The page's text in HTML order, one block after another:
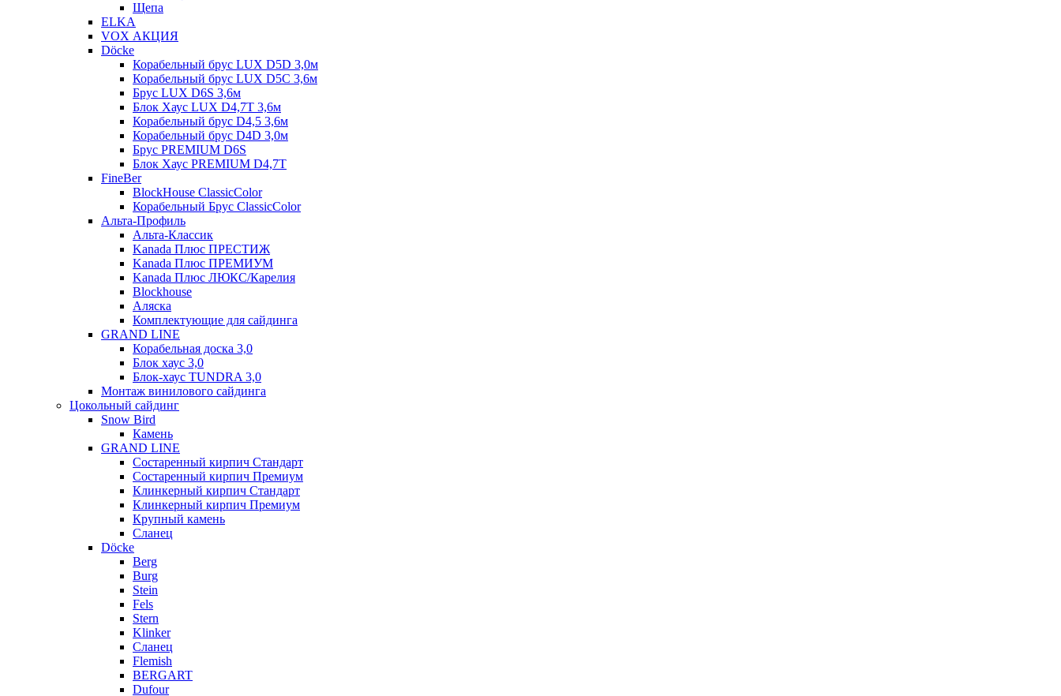
Щепа
ELKA
VOX АКЦИЯ
Döcke
Корабельный брус LUX D5D 3,0м
Корабельный брус LUX D5C 3,6м
Брус LUX D6S 3,6м
Блок Хаус LUX D4,7T 3,6м
Корабельный брус D4,5 3,6м
Корабельный брус D4D 3,0м
Брус PREMIUM D6S
Блок Хаус PREMIUM D4,7T
FineBer
BlockHouse ClassicColor
Корабельный Брус ClassicColor
Альта-Профиль
Альта-Классик
Kanada Плюс ПРЕСТИЖ
Kanada Плюс ПРЕМИУМ
Kanada Плюс ЛЮКС/Карелия
Blockhouse
Аляска
Комплектующие для сайдинга
GRAND LINE
Корабельная доска 3,0
Блок хаус 3,0
Блок-хаус TUNDRA 3,0
Монтаж винилового сайдинга
Цокольный сайдинг
Snow Bird
Камень
GRAND LINE
Состаренный кирпич Стандарт
Состаренный кирпич Премиум
Клинкерный кирпич Стандарт
Клинкерный кирпич Премиум
Крупный камень
Сланец
Döcke
Berg
Burg
Stein
Fels
Stern
Klinker
Сланец
Flemish
BERGART
Dufour